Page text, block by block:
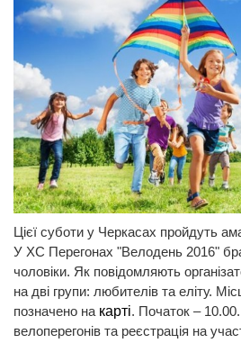
Цієї суботи у Черкасах пройдуть
У ХС Перегонах "Велодень 2016"
чоловіки. Як повідомляють
на дві групи: любителів та еліту.
позначено на карті. Початок –
велоперегонів та реєстрація на